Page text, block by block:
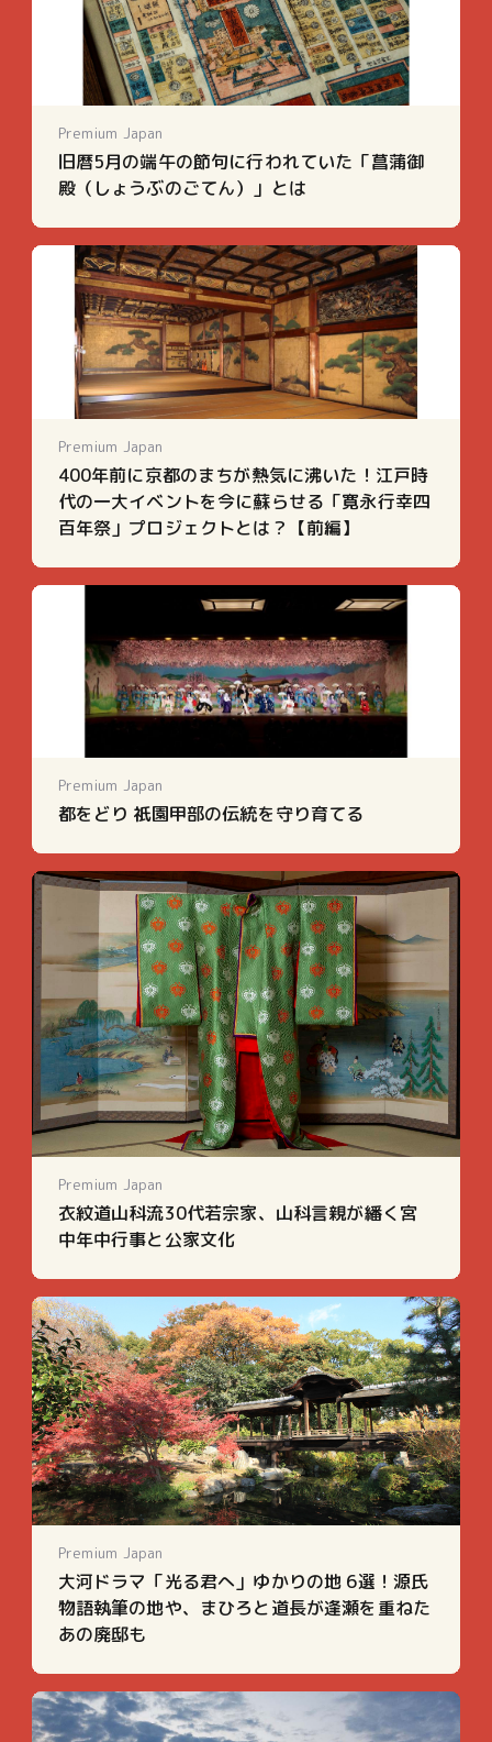
Premium Japan
旧暦5月の端午の節句に行われていた「菖蒲御
殿（しょうぶのごてん）」とは
Premium Japan
400年前に京都のまちが熱気に沸いた！江戸時
代の一大イベントを今に蘇らせる「寛永行幸四
百年祭」プロジェクトとは？【前編】
Premium Japan
都をどり 祇園甲部の伝統を守り育てる
Premium Japan
衣紋道山科流30代若宗家、山科言親が繙く宮
中年中行事と公家文化
Premium Japan
大河ドラマ「光る君へ」ゆかりの地 6選！源氏
物語執筆の地や、まひろと道長が逢瀬を重ねた
あの廃邸も